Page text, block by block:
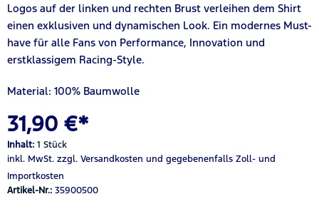
Logos auf der linken und rechten Brust verleihen dem Shirt
einen exklusiven und dynamischen Look. Ein modernes Must-
have für alle Fans von Performance, Innovation und
erstklassigem Racing-Style.
Material: 100% Baumwolle
31,90 €*
Inhalt: 1 Stück
inkl. MwSt. zzgl. Versandkosten und gegebenenfalls Zoll- und
Importkosten
Artikel-Nr.: 35900500